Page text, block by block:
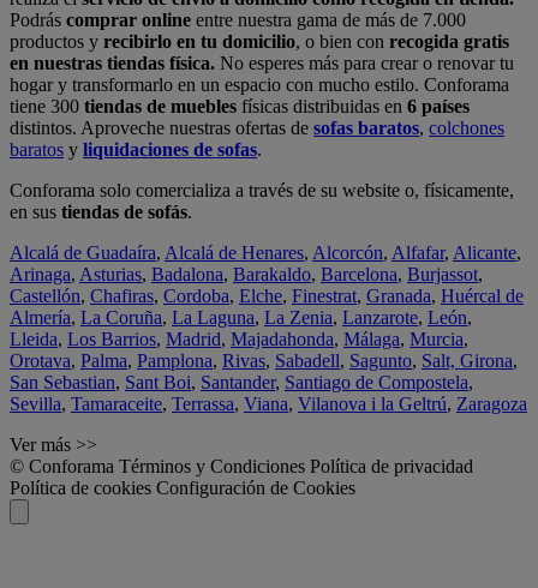
Podrás comprar online entre nuestra gama de más de 7.000
productos y recibirlo en tu domicilio, o bien con recogida gratis
en nuestras tiendas física. No esperes más para crear o renovar tu
hogar y transformarlo en un espacio con mucho estilo. Conforama
tiene 300 tiendas de muebles físicas distribuidas en 6 países
distintos. Aproveche nuestras ofertas de sofas baratos, colchones
baratos y liquidaciones de sofas.
Conforama solo comercializa a través de su website o, físicamente,
en sus tiendas de sofás.
Alcalá de Guadaíra, Alcalá de Henares, Alcorcón, Alfafar, Alicante,
Arinaga, Asturias, Badalona, Barakaldo, Barcelona, Burjassot,
Castellón, Chafiras, Cordoba, Elche, Finestrat, Granada, Huércal de
Almería, La Coruña, La Laguna, La Zenia, Lanzarote, León,
Lleida, Los Barrios, Madrid, Majadahonda, Málaga, Murcia,
Orotava, Palma, Pamplona, Rivas, Sabadell, Sagunto, Salt, Girona,
San Sebastian, Sant Boi, Santander, Santiago de Compostela,
Sevilla, Tamaraceite, Terrassa, Viana, Vilanova i la Geltrú, Zaragoza
Ver más >>
© Conforama Términos y Condiciones Política de privacidad
Política de cookies Configuración de Cookies